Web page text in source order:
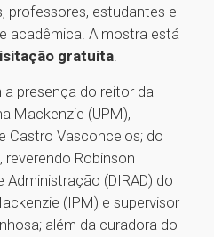
professores, estudantes e
acadêmica. A mostra está
gratuita.
presença do reitor da
Mackenzie (UPM),
Castro Vasconcelos; do
Robinson
Administração (DIRAD) do
(IPM) e supervisor
além da curadora do